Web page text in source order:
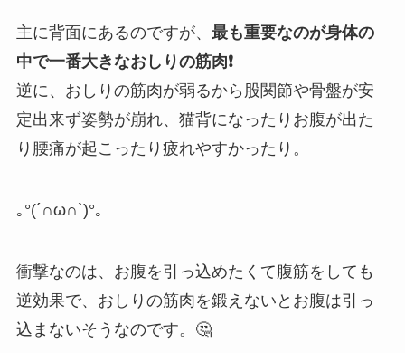
主に背面にあるのですが、 最も重要なのが身体の
中で一番大きなおしりの筋肉❗️
逆に、おしりの筋肉が弱るから股関節や骨盤が安
定出来ず姿勢が崩れ、猫背になったりお腹が出た
り腰痛が起こったり疲れやすかったり。
｡ °(´∩ω∩`)°｡
衝撃なのは、お腹を引っ込めたくて腹筋をしても
逆効果で、おしりの筋肉を鍛えないとお腹は引っ
込まないそうなのです。🤔